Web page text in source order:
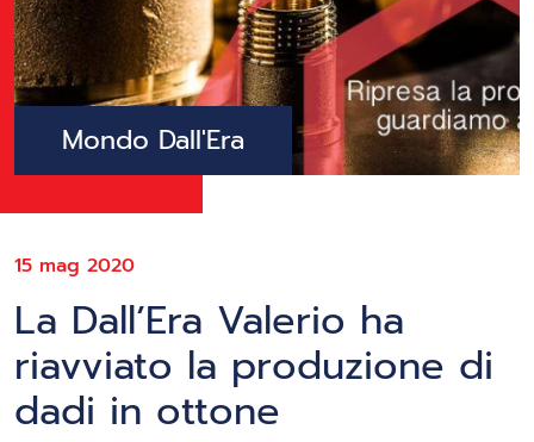
Mondo Dall'Era
15 mag 2020
La Dall’Era Valerio ha
riavviato la produzione di
dadi in ottone